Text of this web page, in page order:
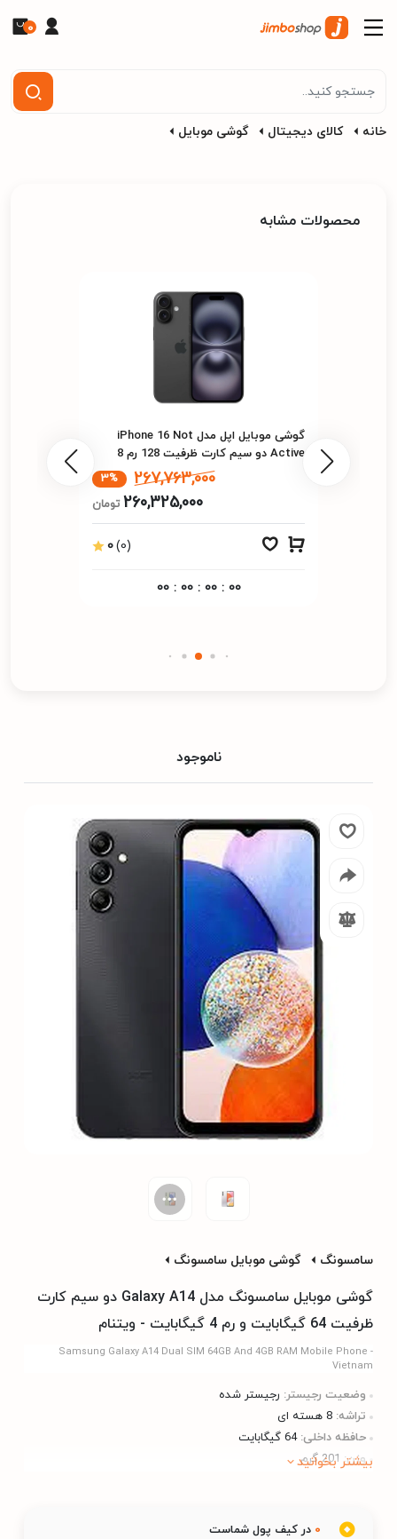
0
خانه کالای دیجیتال گوشی موبایل
محصولات مشابه
گوشی موبایل اپل مدل iPhone 16 Not
Active دو سیم‌ کارت ظرفیت 128 رم 8
گیگابایت - پارت نامبر CH/A267,763,000
3%
260,325,000تومان
0(0)
00 : 00 : 00 : 00
ناموجود
سامسونگ گوشی موبایل سامسونگ
گوشی موبایل سامسونگ مدل Galaxy A14 دو سیم کارت
ظرفیت 64 گیگابایت و رم 4 گیگابایت - ویتنام
Samsung Galaxy A14 Dual SIM 64GB And 4GB RAM Mobile Phone -
Vietnam
وضعیت رجیستر: رجیستر شده
تراشه: 8 هسته ای
حافظه داخلی: 64 گیگابایت
وزن: 201 گرم
بیشتر بخوانید
0 در کیف پول شماست